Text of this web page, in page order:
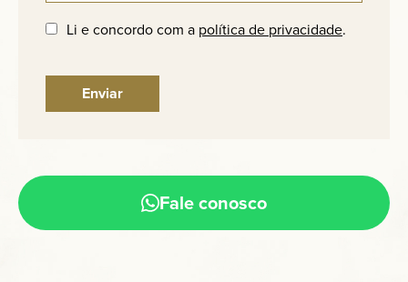
Li e concordo com a política de privacidade.
Fale conosco